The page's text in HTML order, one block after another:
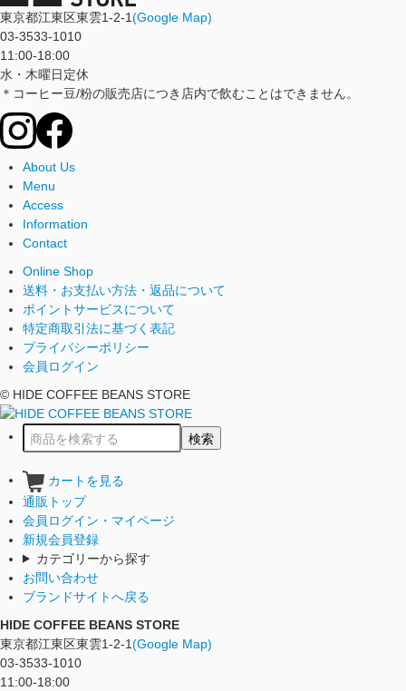
東京都江東区東雲1-2-1(Google Map)
03-3533-1010
11:00-18:00
水・木曜日定休
＊コーヒー豆/粉の販売店につき店内で飲むことはできません。
About Us
Menu
Access
Information
Contact
Online Shop
送料・お支払い方法・返品について
ポイントサービスについて
特定商取引法に基づく表記
プライバシーポリシー
会員ログイン
© HIDE COFFEE BEANS STORE
カートを見る
通販トップ
会員ログイン・マイページ
新規会員登録
カテゴリーから探す
お問い合わせ
ブランドサイトへ戻る
HIDE COFFEE BEANS STORE
東京都江東区東雲1-2-1(Google Map)
03-3533-1010
11:00-18:00